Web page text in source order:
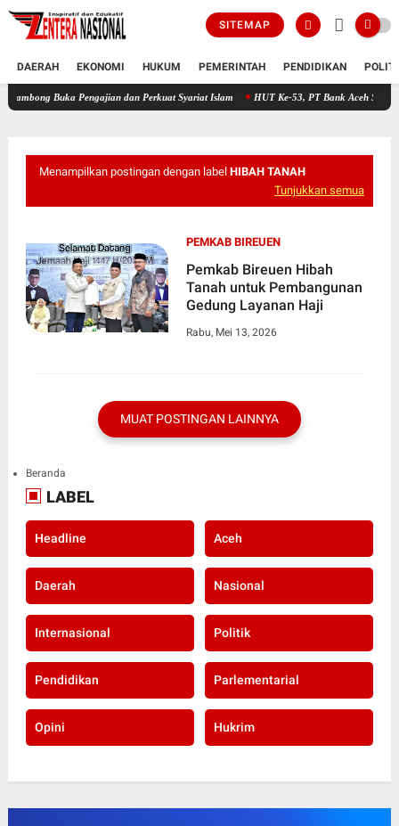
SITEMAP
DAERAH EKONOMI HUKUM PEMERINTAH PENDIDIKAN
Pengajian dan Perkuat Syariat Islam HUT Ke-53, PT Bank Aceh Syariah KC
Menampilkan postingan dengan label HIBAH TANAH
Tunjukkan semua
PEMKAB BIREUEN
Pemkab Bireuen Hibah
Tanah untuk Pembangunan
Gedung Layanan Haji
Rabu, Mei 13, 2026
MUAT POSTINGAN LAINNYA
Beranda
LABEL
Headline Aceh
Daerah Nasional
Internasional Politik
Pendidikan Parlementarial
Opini Hukrim